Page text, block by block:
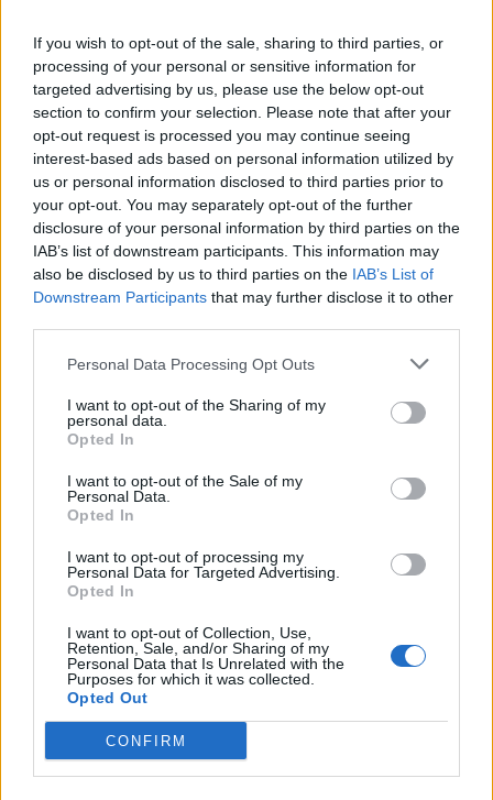
If you wish to opt-out of the sale, sharing to third parties, or
processing of your personal or sensitive information for
targeted advertising by us, please use the below opt-out
section to confirm your selection. Please note that after your
opt-out request is processed you may continue seeing
interest-based ads based on personal information utilized by
us or personal information disclosed to third parties prior to
your opt-out. You may separately opt-out of the further
disclosure of your personal information by third parties on the
IAB’s list of downstream participants. This information may
also be disclosed by us to third parties on the IAB’s List of
Downstream Participants that may further disclose it to other
Personal Data Processing Opt Outs
I want to opt-out of the Sharing of my
personal data.
Opted In
I want to opt-out of the Sale of my
Personal Data.
Opted In
I want to opt-out of processing my
Personal Data for Targeted Advertising.
Opted In
I want to opt-out of Collection, Use,
Retention, Sale, and/or Sharing of my
Personal Data that Is Unrelated with the
Purposes for which it was collected.
Opted Out
CONFIRM
Ειδήσεις 5-8-2026
ΑΠΟΨΕΙΣ